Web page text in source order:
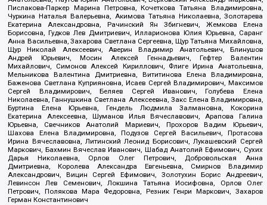
Пислакова-Паркер Марина Петровна, Кочеткова Татьяна Владимировна,
Чуркина Наталья Валерьевна, Акимова Татьяна Николаевна, Золотарева
Екатерина Александровна, Рачинский Ян Збигневич, Жемкова Елена
Борисовна, Гудков Лев Дмитриевич, Илларионова Юлия Юрьевна, Саранг
Анна Васильевна, Захарова Светлана Сергеевна, Щур Татьяна Михайловна,
Щур Николай Алексеевич, Аверин Владимир Анатольевич, Блинушов
Андрей Юрьевич, Мосин Алексей Геннадьевич, Гефтер Валентин
Михайлович, Симонов Алексей Кириллович, Флиге Ирина Анатольевна,
Мельникова Валентина Дмитриевна, Вититинова Елена Владимировна,
Баженова Светлана Куприяновна, Исаев Сергей Владимирович, Максимов
Сергей Владимирович, Беляев Сергей Иванович, Голубева Елена
Николаевна, Ганнушкина Светлана Алексеевна, Закс Елена Владимировна,
Буртина Елена Юрьевна, Гендель Людмила Залмановна, Кокорина
Екатерина Алексеевна, Шуманов Илья Вячеславович, Арапова Галина
Юрьевна, Свечников Анатолий Мариевич, Прохоров Вадим Юрьевич,
Шахова Елена Владимировна, Подузов Сергей Васильевич, Протасова
Ирина Вячеславовна, Литинский Леонид Борисович, Лукашевский Сергей
Маркович, Бахмин Вячеслав Иванович, Шабад Анатолий Ефимович, Сухих
Дарья Николаевна, Орлов Олег Петрович, Добровольская Анна
Дмитриевна, Королева Александра Евгеньевна, Смирнов Владимир
Александрович, Вицин Сергей Ефимович, Золотухин Борис Андреевич,
Левинсон Лев Семенович, Локшина Татьяна Иосифовна, Орлов Олег
Петрович, Полякова Мара Федоровна, Резник Генри Маркович, Захаров
Герман Константинович